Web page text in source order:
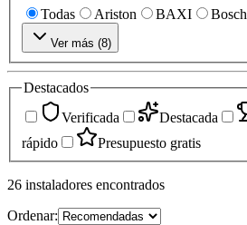
Todas
Ariston BAXI Bosch
Ver más (8)
Destacados
Verificada
Destacada
rápido
Presupuesto gratis
26 instaladores encontrados
Ordenar: